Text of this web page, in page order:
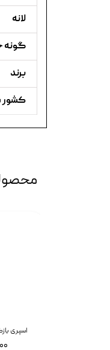
لانه
گونه
برند
کشور